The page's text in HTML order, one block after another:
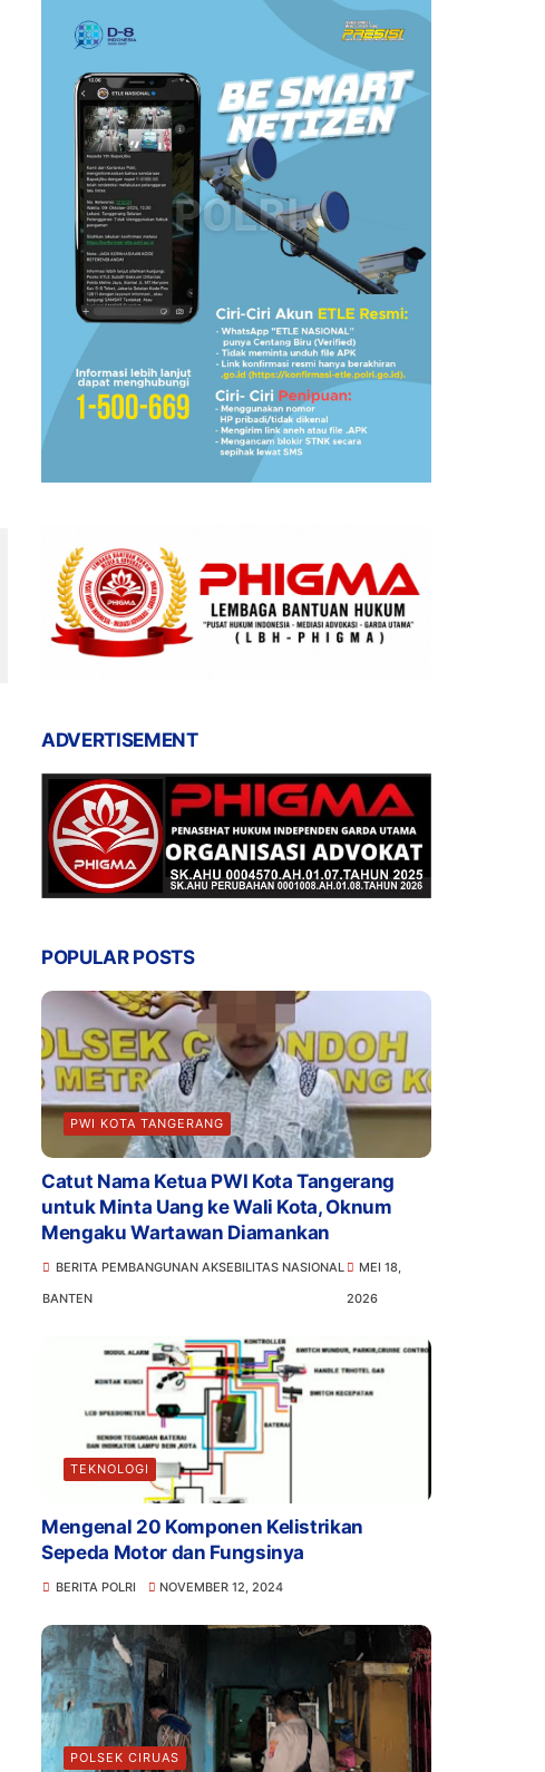
ADVERTISEMENT
POPULAR POSTS
PWI KOTA TANGERANG
Catut Nama Ketua PWI Kota Tangerang
untuk Minta Uang ke Wali Kota, Oknum
Mengaku Wartawan Diamankan
BERITA PEMBANGUNAN AKSEBILITAS NASIONAL
BANTEN
MEI 18,
2026
TEKNOLOGI
Mengenal 20 Komponen Kelistrikan
Sepeda Motor dan Fungsinya
BERITA POLRI NOVEMBER 12, 2024
POLSEK CIRUAS